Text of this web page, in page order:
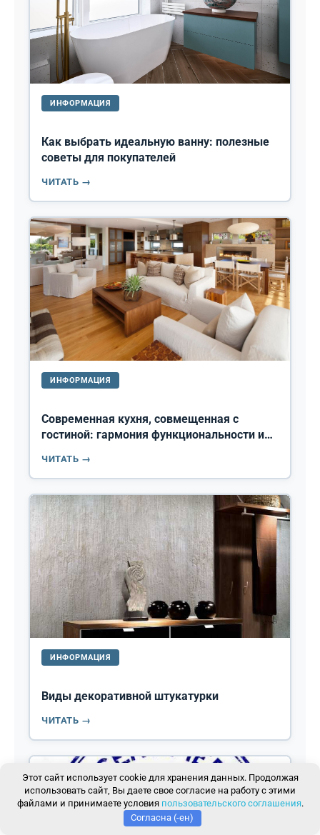
ИНФОРМАЦИЯ
Как выбрать идеальную ванну: полезные
советы для покупателей
ЧИТАТЬ →
ИНФОРМАЦИЯ
Современная кухня, совмещенная с
гостиной: гармония функциональности и
ЧИТАТЬ →
ИНФОРМАЦИЯ
Виды декоративной штукатурки
ЧИТАТЬ →
Этот сайт использует cookie для хранения данных. Продолжая
использовать сайт, Вы даете свое согласие на работу с этими
файлами и принимаете условия пользовательского соглашения.
Согласна (-ен)